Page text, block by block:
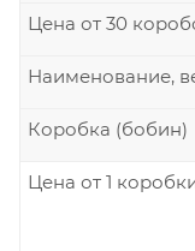
Коробка (бобин)